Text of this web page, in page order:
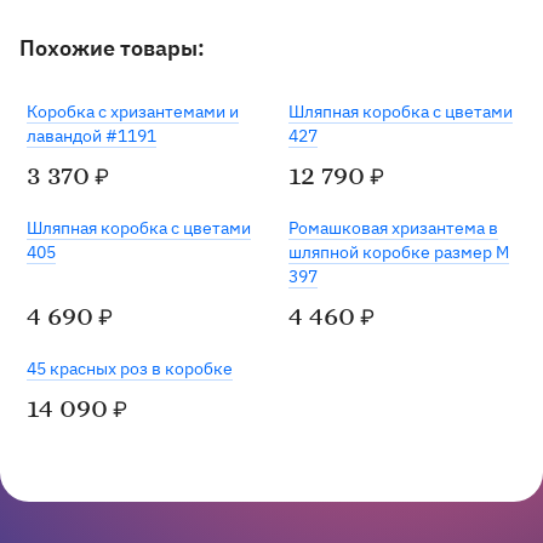
Похожие товары:
Коробка с хризантемами и
лавандой #1191
3 370 ₽
Шляпная коробка с цветами
427
12 790 ₽
Шляпная коробка с цветами
405
4 690 ₽
Ромашковая хризантема в
шляпной коробке размер M
397
Хит
4 460 ₽
45 красных роз в коробке
14 090 ₽